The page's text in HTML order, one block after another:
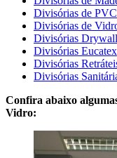
Divisórias de PVC
Divisórias de
Divisórias Drywall
Divisórias Eucatex
Divisórias
Divisórias
Confira abaixo
Vidro: